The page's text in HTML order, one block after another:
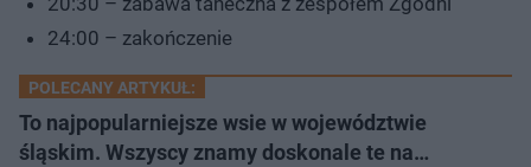
24:00 – zakończenie
POLECANY ARTYKUŁ:
To najpopularniejsze wsie w województwie
śląskim. Wszyscy znamy doskonale te na…